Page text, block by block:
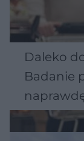
Daleko
Badanie